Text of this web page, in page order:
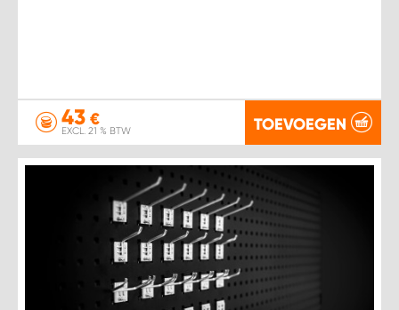
43 €
EXCL. 21 % BTW TOEVOEGEN